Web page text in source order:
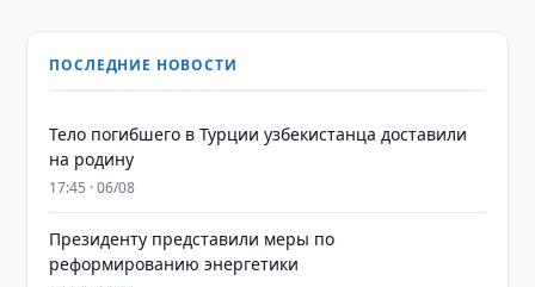
ПОСЛЕДНИЕ НОВОСТИ
Тело погибшего в Турции узбекистанца доставили
на родину
17:45 · 06/08
Президенту представили меры по
реформированию энергетики